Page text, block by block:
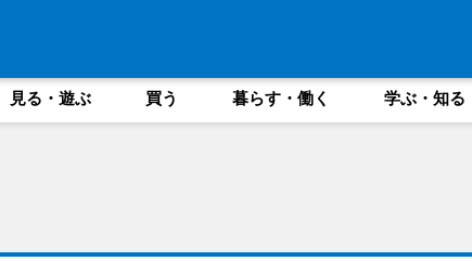
見る・遊ぶ 買う 暮らす・働く 学ぶ・知る